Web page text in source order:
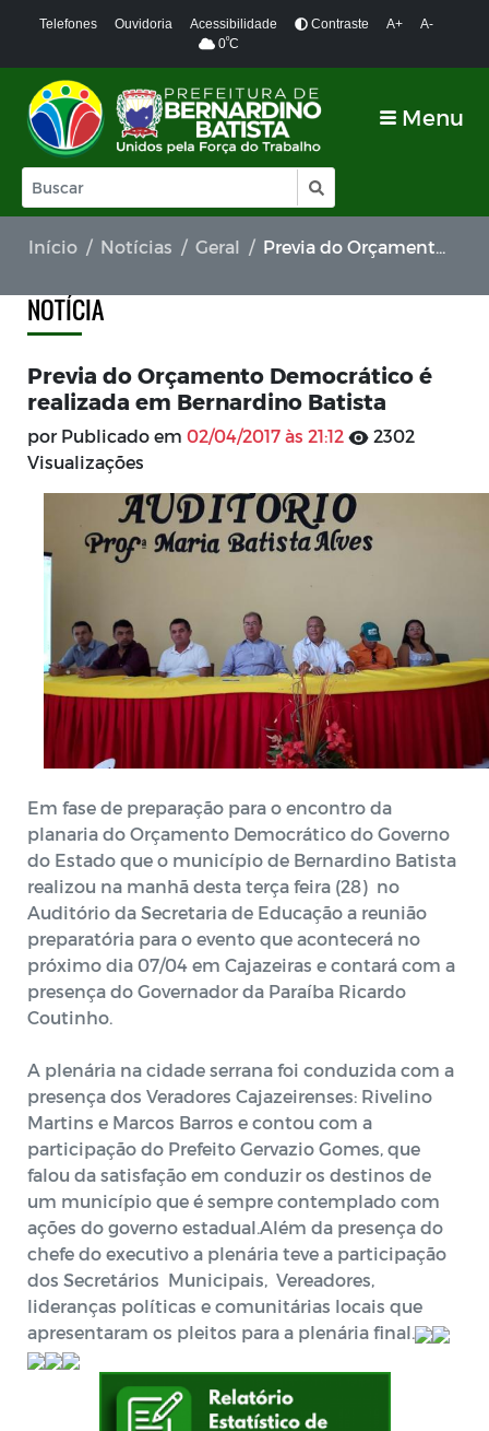
Telefones Ouvidoria Acessibilidade Contraste A+
A-
0ºC
Menu
Início Notícias Geral Previa do Orçamento Democrático é realizada em Bernardino Batista
NOTÍCIA
Previa do Orçamento Democrático é
realizada em Bernardino Batista
por Publicado em 02/04/2017 às 21:12
2302
Visualizações
Em fase de preparação para o encontro da
planaria do Orçamento Democrático do Governo
do Estado que o município de Bernardino Batista
realizou na manhã desta terça feira (28) no
Auditório da Secretaria de Educação a reunião
preparatória para o evento que acontecerá no
próximo dia 07/04 em Cajazeiras e contará com a
presença do Governador da Paraíba Ricardo
Coutinho.
A plenária na cidade serrana foi conduzida com a
presença dos Veradores Cajazeirenses: Rivelino
Martins e Marcos Barros e contou com a
participação do Prefeito Gervazio Gomes, que
falou da satisfação em conduzir os destinos de
um município que é sempre contemplado com
ações do governo estadual.Além da presença do
chefe do executivo a plenária teve a participação
dos Secretários Municipais, Vereadores,
lideranças políticas e comunitárias locais que
apresentaram os pleitos para a plenária final.